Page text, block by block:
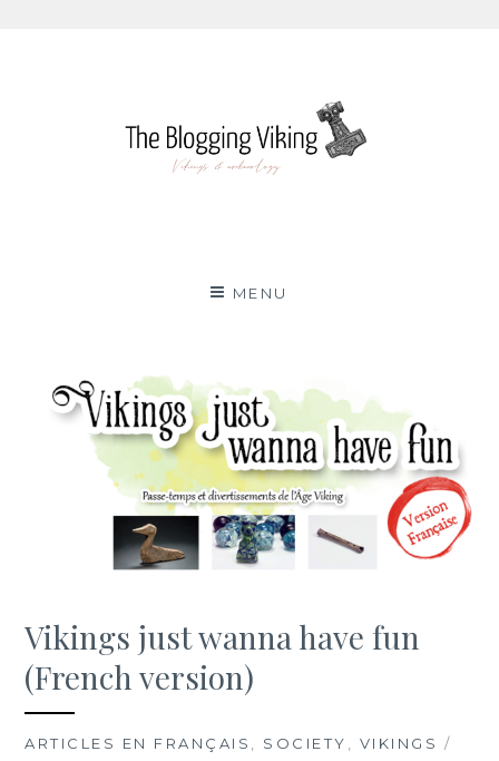
MENU
Vikings just wanna have fun
(French version)
ARTICLES EN FRANÇAIS SOCIETY VIKINGS /